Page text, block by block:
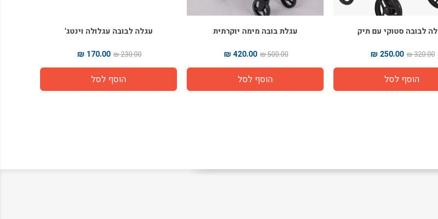
לבובה סטוקי עם תיק
320.00 ₪
250.00 ₪
עגלת בובה מימה יוקרתית
500.00 ₪
420.00 ₪
עגלה לבובה עגלולה וינטג'
230.00 ₪
170.00 ₪